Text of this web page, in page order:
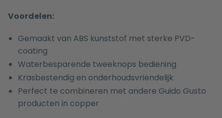
Voordelen:
Gemaakt van ABS kunststof met sterke PVD-
coating
Waterbesparende tweeknops bediening
Krasbestendig en onderhoudsvriendelijk
Perfect te combineren met andere Guido Gusto
producten in copper